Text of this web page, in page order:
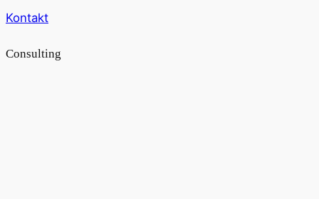
Kontakt
Consulting